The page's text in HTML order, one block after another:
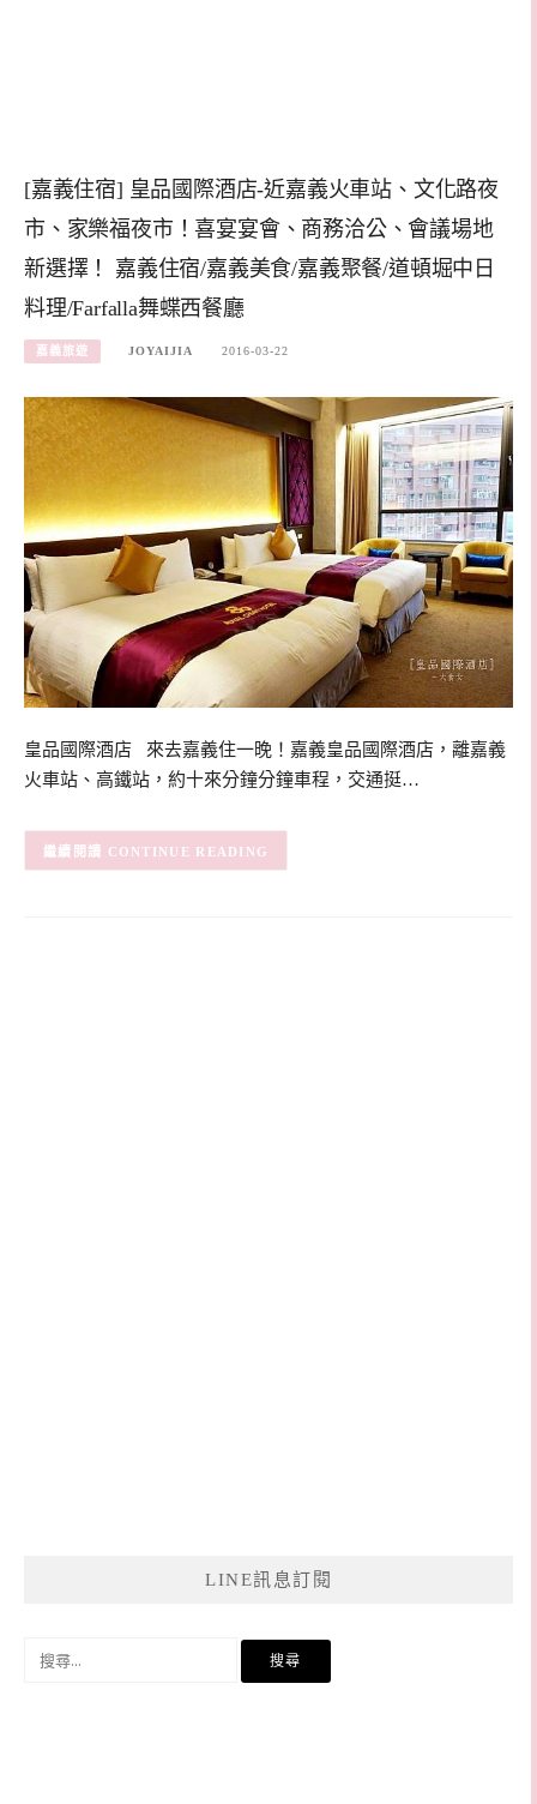
[嘉義住宿] 皇品國際酒店-近嘉義火車站、文化路夜
市、家樂福夜市！喜宴宴會、商務洽公、會議場地
新選擇！ 嘉義住宿/嘉義美食/嘉義聚餐/道頓堀中日
料理/Farfalla舞蝶西餐廳
嘉義旅遊 JOYAIJIA 2016-03-22
皇品國際酒店 來去嘉義住一晚！嘉義皇品國際酒店，離嘉義
火車站、高鐵站，約十來分鐘分鐘車程，交通挺…
CONTINUE READING
LINE訊息訂閱